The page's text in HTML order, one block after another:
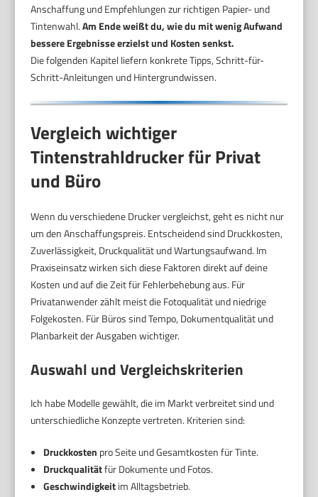
Anschaffung und Empfehlungen zur richtigen Papier- und
Tintenwahl.Am Ende weißt du, wie du mit wenig Aufwand
bessere Ergebnisse erzielst und Kosten senkst.
Die folgenden Kapitel liefern konkrete Tipps, Schritt-für-
Schritt-Anleitungen und Hintergrundwissen.
Vergleich wichtiger
Tintenstrahldrucker für Privat
und Büro
Wenn du verschiedene Drucker vergleichst, geht es nicht nur
um den Anschaffungspreis. Entscheidend sind Druckkosten,
Zuverlässigkeit, Druckqualität und Wartungsaufwand. Im
Praxiseinsatz wirken sich diese Faktoren direkt auf deine
Kosten und auf die Zeit für Fehlerbehebung aus. Für
Privatanwender zählt meist die Fotoqualität und niedrige
Folgekosten. Für Büros sind Tempo, Dokumentqualität und
Planbarkeit der Ausgaben wichtiger.
Auswahl und Vergleichskriterien
Ich habe Modelle gewählt, die im Markt verbreitet sind und
unterschiedliche Konzepte vertreten. Kriterien sind:
Druckkosten pro Seite und Gesamtkosten für Tinte.
Druckqualitätfür Dokumente und Fotos.
Geschwindigkeitim Alltagsbetrieb.